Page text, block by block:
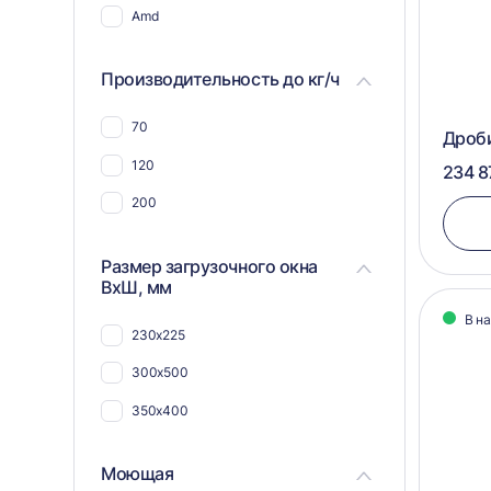
Для угля
Для труб
Amd
Производительность до кг/ч
70
120
200
Размер загрузочного окна
ВхШ, мм
230x225
300x500
350x400
Моющая
234
В